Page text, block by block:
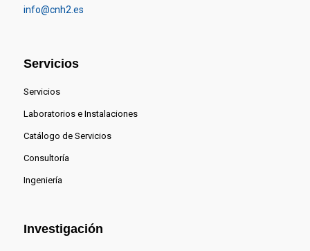
info@cnh2.es
Servicios
Servicios
Laboratorios e Instalaciones
Catálogo de Servicios
Consultoría
Ingeniería
Investigación